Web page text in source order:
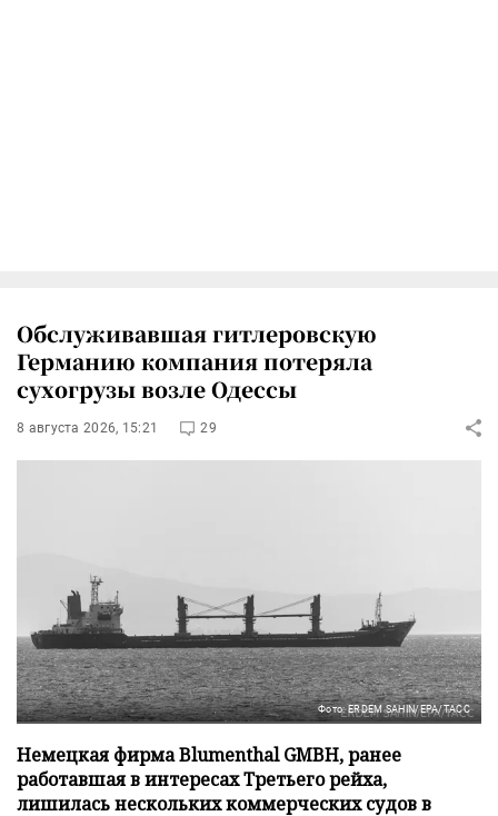
Обслуживавшая гитлеровскую
Германию компания потеряла
сухогрузы возле Одессы
8 августа 2026, 15:21 29
Фото: ERDEM SAHIN/EPA/ТАСС
Немецкая фирма Blumenthal GMBH, ранее
работавшая в интересах Третьего рейха,
лишилась нескольких коммерческих судов в